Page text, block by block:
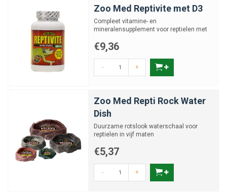
Zoo Med Reptivite met D3
Compleet vitamine- en
mineralensupplement voor reptielen met
€9,36
- +
Zoo Med Repti Rock Water
Dish
Duurzame rotslook waterschaal voor
reptielen in vijf maten
€5,37
- +